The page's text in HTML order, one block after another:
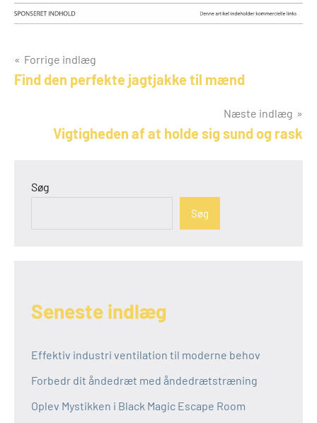
Indlægsnavigation
Forrige indlæg
Find den perfekte jagtjakke til mænd
Næste indlæg
Vigtigheden af at holde sig sund og rask
Søg
Søg
Seneste indlæg
Effektiv industri ventilation til moderne behov
Forbedr dit åndedræt med åndedrætstræning
Oplev Mystikken i Black Magic Escape Room